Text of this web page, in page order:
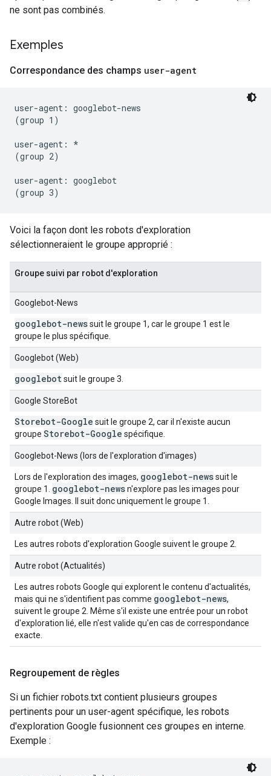
ne sont pas combinés.
Exemples
Correspondance des champs user-agent
user-agent: googlebot-news
(group 1)
user-agent: *
(group 2)
user-agent: googlebot
Voici la façon dont les robots d'exploration
sélectionneraient le groupe approprié :
Groupe suivi par robot d'exploration
Googlebot-News
googlebot-newssuit le groupe 1, car le groupe 1 est le
groupe le plus spécifique.
Googlebot (Web)
googlebotsuit le groupe 3.
Google StoreBot
Storebot-Google suit le groupe 2, car il n'existe aucun
groupe Storebot-Google spécifique.
Googlebot-News (lors de l'exploration d'images)
Lors de l'exploration des images, googlebot-newssuit le
groupe 1. googlebot-newsn'explore pas les images pour
Google Images. Il suit donc uniquement le groupe 1.
Autre robot (Web)
Les autres robots d'exploration Google suivent le groupe 2.
Autre robot (Actualités)
Les autres robots Google qui explorent le contenu d'actualités,
mais qui ne s'identifient pas comme googlebot-news,
suivent le groupe 2. Même s'il existe une entrée pour un robot
d'exploration lié, elle n'est valide qu'en cas de correspondance
exacte.
Regroupement de règles
Si un fichier robots.txt contient plusieurs groupes
pertinents pour un user-agent spécifique, les robots
d'exploration Google fusionnent ces groupes en interne.
Exemple :